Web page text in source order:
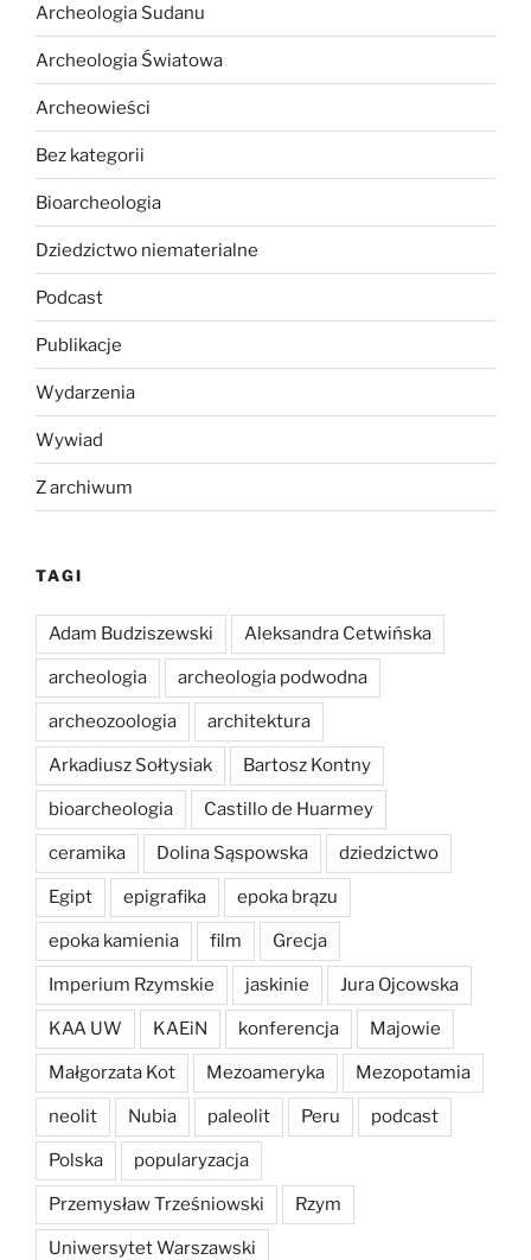
Archeologia Sudanu
Archeologia Światowa
Archeowieści
Bez kategorii
Bioarcheologia
Dziedzictwo niematerialne
Podcast
Publikacje
Wydarzenia
Wywiad
Z archiwum
TAGI
Adam Budziszewski Aleksandra Cetwińska
archeologia archeologia podwodna
archeozoologia architektura
Arkadiusz Sołtysiak Bartosz Kontny
bioarcheologia Castillo de Huarmey
ceramika Dolina Sąspowska dziedzictwo
Egipt epigrafika epoka brązu
epoka kamienia film Grecja
Imperium Rzymskie jaskinie Jura Ojcowska
KAA UW KAEiN konferencja Majowie
Małgorzata Kot Mezoameryka Mezopotamia
neolit Nubia paleolit Peru podcast
Polska popularyzacja
Przemysław Trześniowski Rzym
Uniwersytet Warszawski